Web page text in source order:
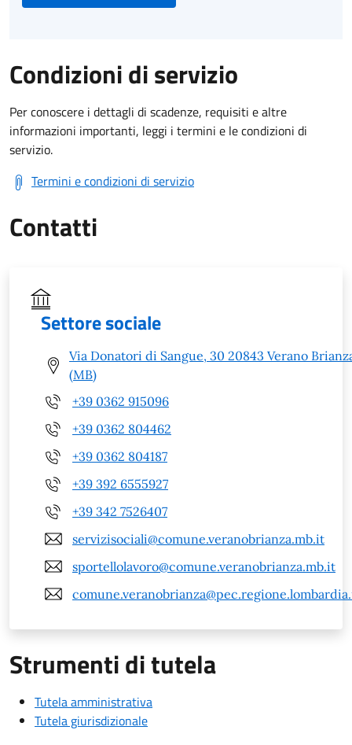
Condizioni di servizio
Per conoscere i dettagli di scadenze, requisiti e altre
informazioni importanti, leggi i termini e le condizioni di
servizio.
Termini e condizioni di servizio
Contatti
Settore sociale
Via Donatori di Sangue, 30 20843 Verano
(MB)
+39 0362 915096
+39 0362 804462
+39 0362 804187
+39 392 6555927
+39 342 7526407
servizisociali@comune.veranobrianza.mb.it
sportellolavoro@comune.veranobrianza.mb.it
Strumenti di tutela
Tutela amministrativa
Tutela giurisdizionale